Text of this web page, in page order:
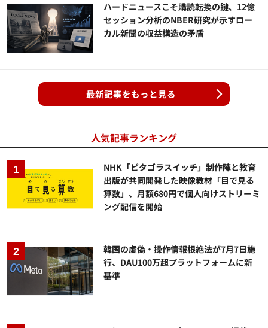
ハードニュースこそ購読転換の鍵、12億
セッション分析のNBER研究が示すロー
カル新聞の収益構造の矛盾
最新記事をもっと見る
人気記事ランキング
NHK「ピタゴラスイッチ」制作陣と教育
出版が共同開発した映像教材「目で見る
算数」、月額680円で個人向けストリーミ
ング配信を開始
韓国の虚偽・操作情報根絶法が7月7日施
行、DAU100万超プラットフォームに新
基準